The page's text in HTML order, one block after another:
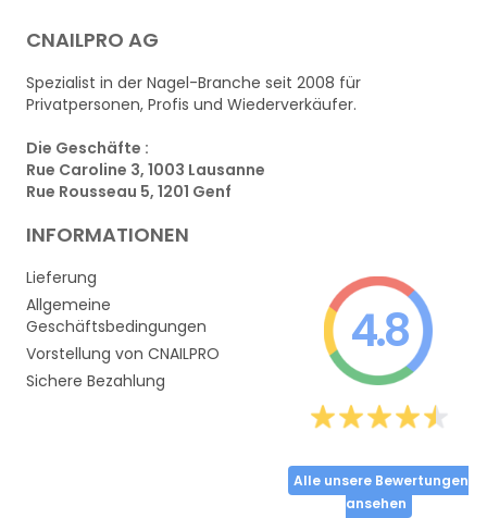
CNAILPRO AG
Spezialist in der Nagel-Branche seit 2008 für
Privatpersonen, Profis und Wiederverkäufer.
Die Geschäfte :
Rue Caroline 3, 1003 Lausanne
Rue Rousseau 5, 1201 Genf
INFORMATIONEN
Lieferung
Allgemeine
Geschäftsbedingungen
Vorstellung von CNAILPRO
Sichere Bezahlung
4.8
Alle unsere Bewertungen
ansehen